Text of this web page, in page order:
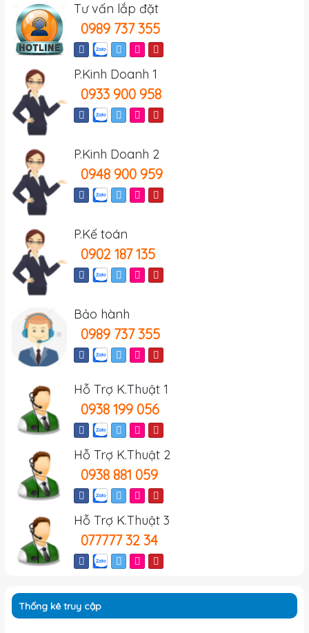
Tư vấn lắp đặt
0989 737 355
P.Kinh Doanh 1
0933 900 958
P.Kinh Doanh 2
0948 900 959
P.Kế toán
0902 187 135
Bảo hành
0989 737 355
Hỗ Trợ K.Thuật 1
0938 199 056
Hỗ Trợ K.Thuật 2
0938 881 059
Hỗ Trợ K.Thuật 3
077777 32 34
Thống kê truy cập